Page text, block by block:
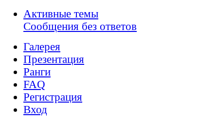
Активные темы
Сообщения без ответов
Галерея
Презентация
Ранги
FAQ
Регистрация
Вход